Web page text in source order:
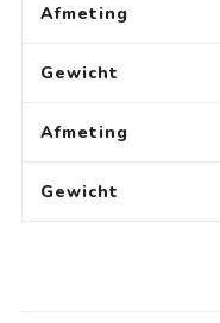
Afmeting
Gewicht
Afmeting
Gewicht